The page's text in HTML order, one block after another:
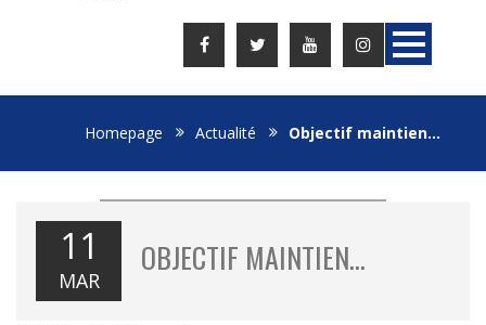
Homepage Actualité Objectif maintien…
11
MAR
OBJECTIF MAINTIEN…